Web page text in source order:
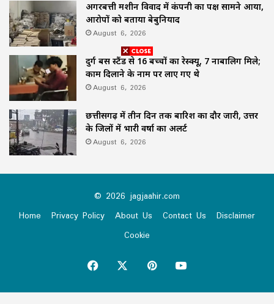
अगरबत्ती मशीन विवाद में कंपनी का पक्ष सामने आया,
आरोपों को बताया बेबुनियाद
August 6, 2026
दुर्ग बस स्टैंड से 16 बच्चों का रेस्क्यू, 7 नाबालिग मिले;
काम दिलाने के नाम पर लाए गए थे
August 6, 2026
छत्तीसगढ़ में तीन दिन तक बारिश का दौर जारी, उत्तर
के जिलों में भारी वर्षा का अलर्ट
August 6, 2026
© 2026 jagjaahir.com
Home
Privacy Policy About Us Contact Us
Disclaimer
Cookie
Facebook PinterestYouTube